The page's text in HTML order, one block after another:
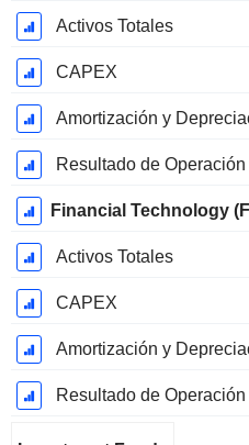
Activos Totales
CAPEX
Amortización y
Resultado de Operación
Financial Technology
Activos Totales
CAPEX
Amortización y
Resultado de Operación